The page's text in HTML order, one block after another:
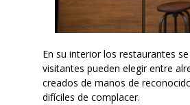
En su interior los restaurantes
visitantes pueden elegir entre
creados de manos de
difíciles de complacer.